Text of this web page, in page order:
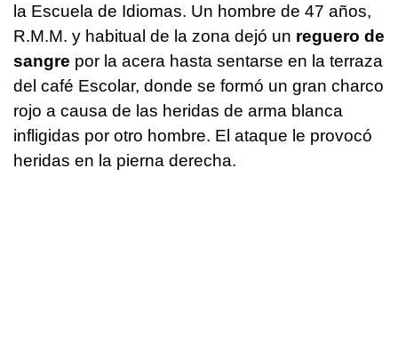
la Escuela de Idiomas. Un hombre de 47 años,
R.M.M. y habitual de la zona dejó un reguero de
sangre por la acera hasta sentarse en la terraza
del café Escolar, donde se formó un gran charco
rojo a causa de las heridas de arma blanca
infligidas por otro hombre. El ataque le provocó
heridas en la pierna derecha.